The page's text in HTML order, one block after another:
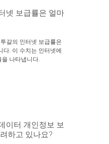
넷 보급률은 얼마
갈의 인터넷 보급률은
다. 이 수치는 인터넷에
을 나타냅니다.
이터 개인정보 보
하고 있나요?